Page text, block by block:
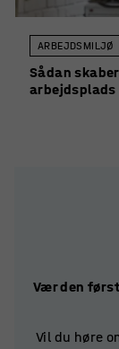
ARBEJDSMILJØ
Sådan
arbejdsplads
Vær den
Vil du høre